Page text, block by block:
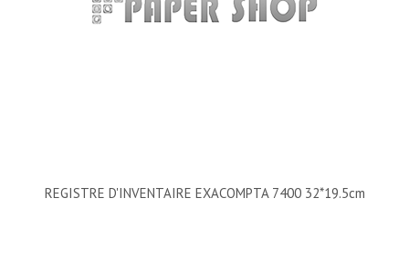
REGISTRE D'INVENTAIRE EXACOMPTA 7400 32*19.5cm